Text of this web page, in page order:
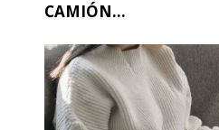
CAMIÓN...